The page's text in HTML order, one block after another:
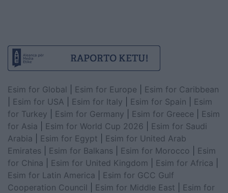
Esim for Global Esim for Europe
Esim for Caribbean
Esim for USA Esim for Italy Esim for Spain
Esim
for Turkey
Esim for Germany Esim for Greece
Esim
for Asia
Esim for World Cup 2026
Esim for Saudi
Arabia
Esim for Egypt
Esim for United Arab
Emirates
Esim for Balkans Esim for Morocco
Esim
for China
Esim for United Kingdom Esim for Africa
Esim for Latin America
Esim for GCC Gulf
Cooperation Council
Esim for Middle East
Esim for